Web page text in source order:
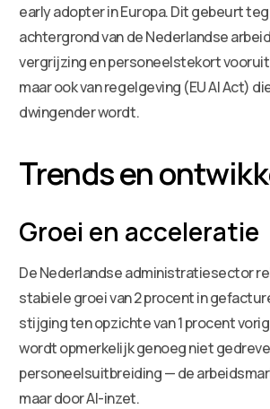
early adopter in Europa. Dit gebeurt
achtergrond van de Nederlandse
vergrijzing en personeelstekort
maar ook van regelgeving (EU AI Act)
dwingender wordt.
Trends en
Groei en acceleratie
De Nederlandse administratiesector
stabiele groei van 2 procent in
stijging ten opzichte van 1 procent
wordt opmerkelijk genoeg niet
personeelsuitbreiding — de
maar door AI-inzet.